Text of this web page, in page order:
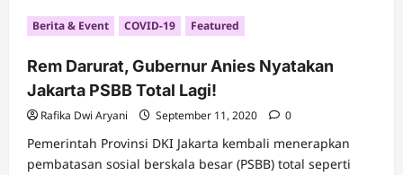
Apa
Itu
Happy
Seperti
Apa
Gejalanya?
Berita & Event COVID-19 Featured
Rem Darurat, Gubernur Anies Nyatakan
Jakarta PSBB Total Lagi!
Rafika Dwi Aryani September 11, 2020 0
Pemerintah Provinsi DKI Jakarta kembali menerapkan
pembatasan sosial berskala besar (PSBB) total seperti